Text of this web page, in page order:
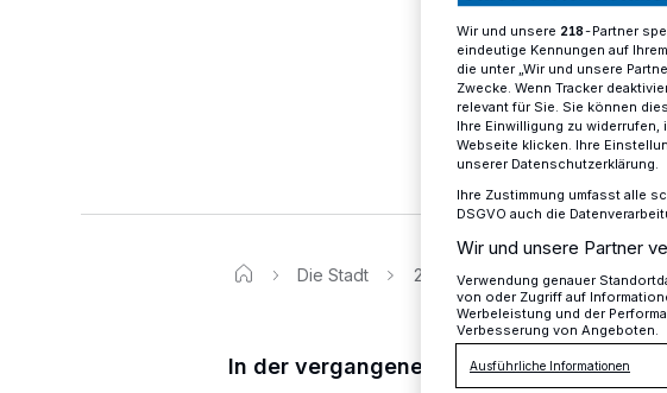
Die Stadt 270 Menschen sind in den
In der vergangenen Nacht kamen erneut
Wir und unsere 218-Partner
eindeutige Kennungen auf
die unter „Wir und unsere
Zwecke. Wenn Tracker
relevant für Sie. Sie können
Ihre Einwilligung zu widerrufen,
Webseite klicken. Ihre
unserer Datenschutzerklärung.
Ihre Zustimmung umfasst alle
DSGVO auch die
Wir und unsere Partner
Verwendung genauer
von oder Zugriff auf
Werbeleistung und der
Verbesserung von Angeboten.
Ausführliche Informationen